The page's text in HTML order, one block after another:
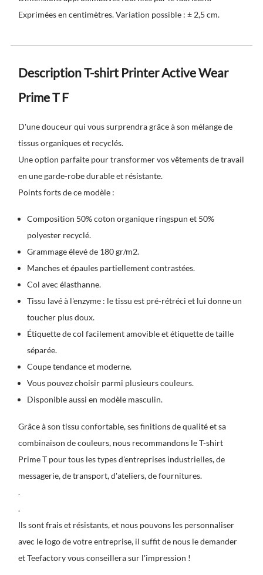
Exprimées en centimètres. Variation possible : ± 2,5 cm.
Description T-shirt Printer Active Wear
Prime T F
D'une douceur qui vous surprendra grâce à son mélange de
tissus organiques et recyclés.
Une option parfaite pour transformer vos vêtements de travail
en une garde-robe durable et résistante.
Points forts de ce modèle :
Composition 50% coton organique ringspun et 50%
polyester recyclé.
Grammage élevé de 180 gr/m2.
Manches et épaules partiellement contrastées.
Col avec élasthanne.
Tissu lavé à l'enzyme : le tissu est pré-rétréci et lui donne un
toucher plus doux.
Étiquette de col facilement amovible et étiquette de taille
séparée.
Coupe tendance et moderne.
Vous pouvez choisir parmi plusieurs couleurs.
Disponible aussi en modèle masculin.
Grâce à son tissu confortable, ses finitions de qualité et sa
combinaison de couleurs, nous recommandons le T-shirt
Prime T pour tous les types d'entreprises industrielles, de
messagerie, de transport, d'ateliers, de fournitures.
.
.
Ils sont frais et résistants, et nous pouvons les personnaliser
avec le logo de votre entreprise, il suffit de nous le demander
et Teefactory vous conseillera sur l'impression !